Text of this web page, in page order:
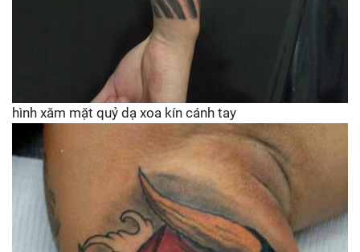
hình xăm mặt quỷ dạ xoa kín cánh tay